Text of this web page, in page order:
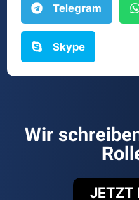
Telegram
Skype
Wir
JETZT